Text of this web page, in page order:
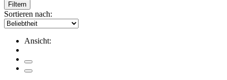
Filtern
Sortieren nach:
Ansicht: